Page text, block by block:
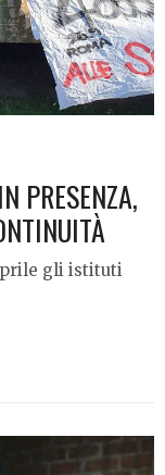
PRESENZA,
gli istituti